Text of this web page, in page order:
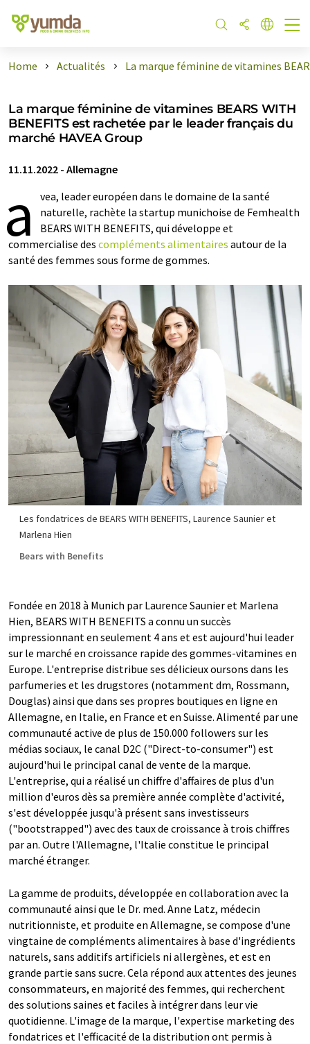
Home Actualités La marque féminine de vitamines BEAR
La marque féminine de vitamines BEARS WITH
BENEFITS est rachetée par le leader français du
marché HAVEA Group
11.11.2022 - Allemagne
a
vea, leader européen dans le domaine de la santé
naturelle, rachète la startup munichoise de Femhealth
BEARS WITH BENEFITS, qui développe et
commercialise des compléments alimentaires autour de la
santé des femmes sous forme de gommes.
Les fondatrices de BEARS WITH BENEFITS, Laurence Saunier et
Marlena Hien
Bears with Benefits
Fondée en 2018 à Munich par Laurence Saunier et Marlena
Hien, BEARS WITH BENEFITS a connu un succès
impressionnant en seulement 4 ans et est aujourd'hui leader
sur le marché en croissance rapide des gommes-vitamines en
Europe. L'entreprise distribue ses délicieux oursons dans les
parfumeries et les drugstores (notamment dm, Rossmann,
Douglas) ainsi que dans ses propres boutiques en ligne en
Allemagne, en Italie, en France et en Suisse. Alimenté par une
communauté active de plus de 150.000 followers sur les
médias sociaux, le canal D2C ("Direct-to-consumer") est
aujourd'hui le principal canal de vente de la marque.
L'entreprise, qui a réalisé un chiffre d'affaires de plus d'un
million d'euros dès sa première année complète d'activité,
s'est développée jusqu'à présent sans investisseurs
("bootstrapped") avec des taux de croissance à trois chiffres
par an. Outre l'Allemagne, l'Italie constitue le principal
marché étranger.
La gamme de produits, développée en collaboration avec la
communauté ainsi que le Dr. med. Anne Latz, médecin
nutritionniste, et produite en Allemagne, se compose d'une
vingtaine de compléments alimentaires à base d'ingrédients
naturels, sans additifs artificiels ni allergènes, et est en
grande partie sans sucre. Cela répond aux attentes des jeunes
consommateurs, en majorité des femmes, qui recherchent
des solutions saines et faciles à intégrer dans leur vie
quotidienne. L'image de la marque, l'expertise marketing des
fondatrices et l'efficacité de la distribution ont permis à